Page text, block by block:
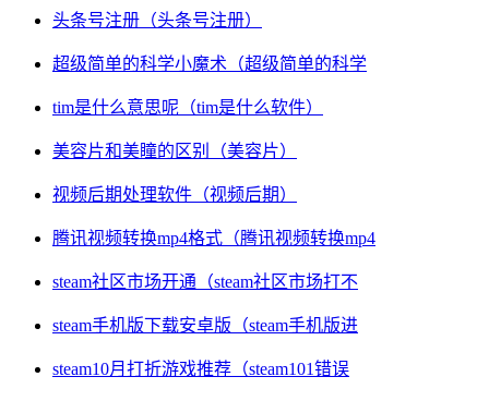
头条号注册（头条号注册）
超级简单的科学小魔术（超级简单的科学
tim是什么意思呢（tim是什么软件）
美容片和美瞳的区别（美容片）
视频后期处理软件（视频后期）
腾讯视频转换mp4格式（腾讯视频转换mp4
steam社区市场开通（steam社区市场打不
steam手机版下载安卓版（steam手机版进
steam10月打折游戏推荐（steam101错误